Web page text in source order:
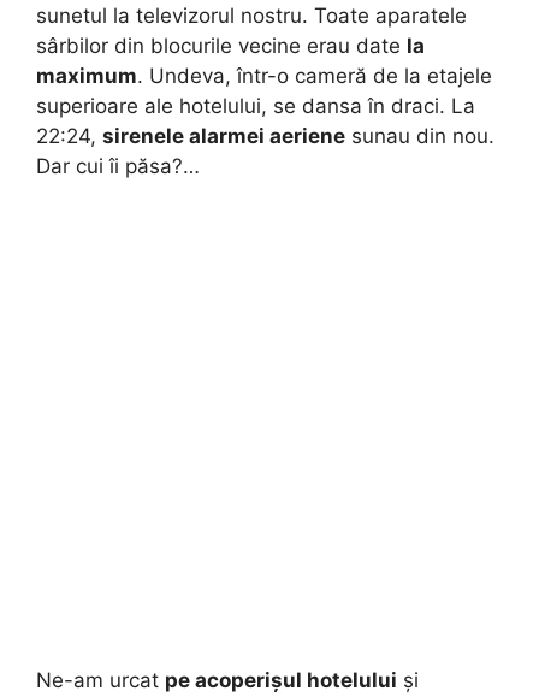
sunetul la televizorul nostru. Toate aparatele
sârbilor din blocurile vecine erau date la
maximum. Undeva, într-o cameră de la etajele
superioare ale hotelului, se dansa în draci. La
22:24, sirenele alarmei aeriene sunau din nou.
Dar cui îi păsa?…
Ne-am urcat pe acoperișul hotelului și